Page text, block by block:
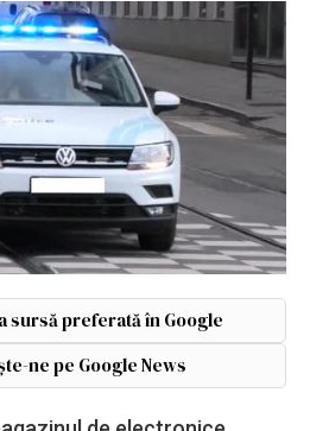
sursă preferată în Google
ne pe Google News